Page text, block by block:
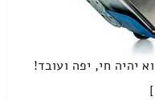
יהיה חי, יפה ועובד!